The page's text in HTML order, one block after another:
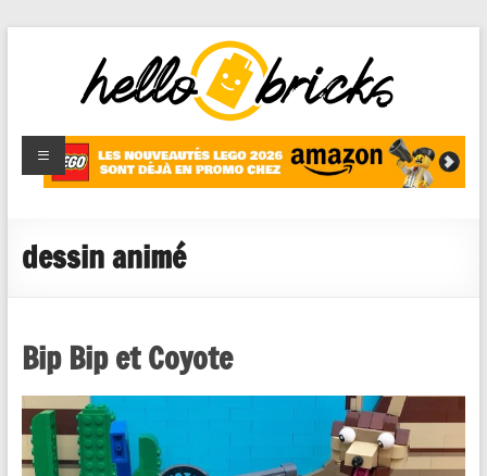
HelloBricks
Blog LEGO,
nouveaut�s
reviews
dessin animé
Bip Bip et Coyote